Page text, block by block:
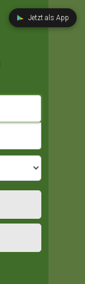
Jetzt als App